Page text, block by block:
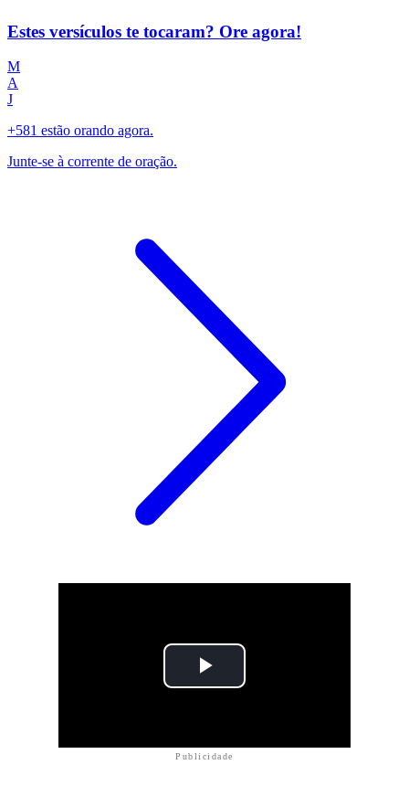
Estes versículos te tocaram? Ore agora!
M
A
J
+581 estão orando agora.
Junte-se à corrente de oração.
Publicidade